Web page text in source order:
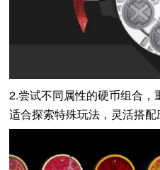
2.尝试不同属性的硬币组合，
适合探索特殊玩法，灵活搭配